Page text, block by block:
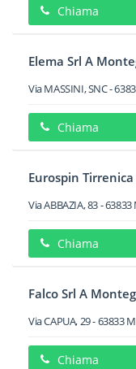
Chiama
Elema Srl A
Via MASSINI, SNC-
Chiama
Eurospin
Via ABBAZIA, 83-63833
Chiama
Falco Srl A
Via CAPUA, 29-63833
Chiama